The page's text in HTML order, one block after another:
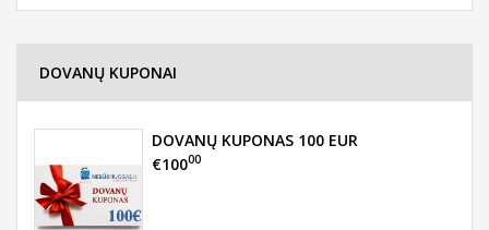
DOVANŲ KUPONAI
DOVANŲ KUPONAS 100 EUR
€10000